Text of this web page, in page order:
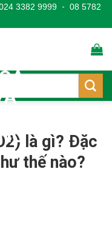
3382 9999 - 08 5782
là gì? Đặc
thế nào?